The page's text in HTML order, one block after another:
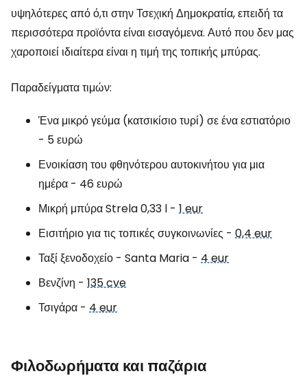
υψηλότερες από ό,τι στην Τσεχική Δημοκρατία, επειδή τα
περισσότερα προϊόντα είναι εισαγόμενα. Αυτό που δεν μας
χαροποιεί ιδιαίτερα είναι η τιμή της τοπικής μπύρας.
Παραδείγματα τιμών:
Ένα μικρό γεύμα (κατσικίσιο τυρί) σε ένα εστιατόριο
- 5 ευρώ
Ενοικίαση του φθηνότερου αυτοκινήτου για μια
ημέρα - 46 ευρώ
Μικρή μπύρα Strela 0,33 l - 1 eur
Εισιτήριο για τις τοπικές συγκοινωνίες - 0,4 eur
Ταξί ξενοδοχείο - Santa Maria - 4 eur
Βενζίνη - 135 cve
Τσιγάρα - 4 eur
Φιλοδωρήματα και παζάρια